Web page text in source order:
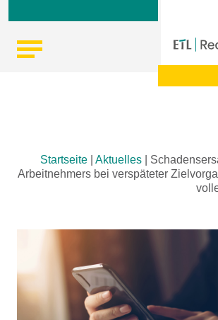
content
Startseite Aktuelles
Arbeitnehmers bei verspäteter